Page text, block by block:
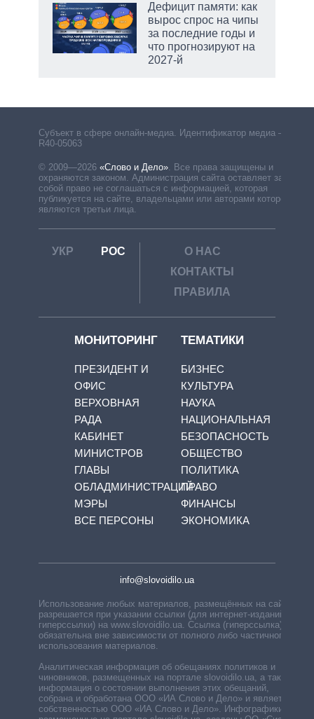
Дефицит памяти: как
вырос спрос на чипы
за последние годы и
что прогнозируют на
2027-й
Субъект в сфере онлайн-медиа. Идентификатор медиа –
R40-05063
© 2009—2026 «Слово и Дело». Все права защищены и
охраняются законом. Администрация сайта оставляет за
собой право не соглашаться с информацией, которая
публикуется на сайте, владельцами или авторами которой
являются третьи лица.
УКР РОС
О НАС
КОНТАКТЫ
ПРАВИЛА
МОНИТОРИНГ
ПРЕЗИДЕНТ И
ОФИС
ВЕРХОВНАЯ
РАДА
КАБИНЕТ
МИНИСТРОВ
ГЛАВЫ
ОБЛАДМИНИСТРАЦИЙ
МЭРЫ
ВСЕ ПЕРСОНЫ
ТЕМАТИКИ
БИЗНЕС
КУЛЬТУРА
НАУКА
НАЦИОНАЛЬНАЯ
БЕЗОПАСНОСТЬ
ОБЩЕСТВО
ПОЛИТИКА
ПРАВО
ФИНАНСЫ
ЭКОНОМИКА
info@slovoidilo.ua
Использование любых материалов, размещённых на сайте,
разрешается при указании ссылки (для интернет-изданий —
гиперссылки) на www.slovoidilo.ua. Ссылка (гиперссылка)
обязательна вне зависимости от полного либо частичного
использования материалов.
Аналитическая информация об обещаниях политиков и
чиновников, размещенных на портале slovoidilo.ua, а также
информация о состоянии выполнения этих обещаний,
собрана и обработана ООО «ИА Слово и Дело» и является
собственностью ООО «ИА Слово и Дело». Инфографики,